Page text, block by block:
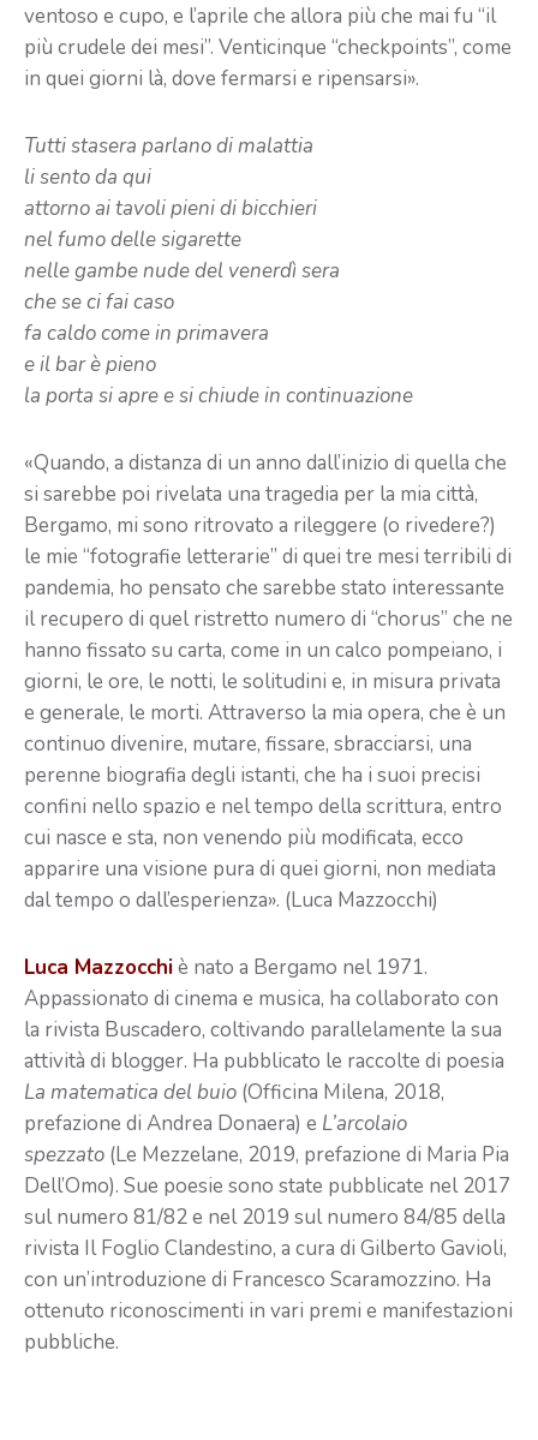
ventoso e cupo, e l’aprile che allora più che mai fu “il
più crudele dei mesi”. Venticinque “checkpoints”, come
in quei giorni là, dove fermarsi e ripensarsi».
Tutti stasera parlano di malattia
li sento da qui
attorno ai tavoli pieni di bicchieri
nel fumo delle sigarette
nelle gambe nude del venerdì sera
che se ci fai caso
fa caldo come in primavera
e il bar è pieno
la porta si apre e si chiude in continuazione
«Quando, a distanza di un anno dall’inizio di quella che
si sarebbe poi rivelata una tragedia per la mia città,
Bergamo, mi sono ritrovato a rileggere (o rivedere?)
le mie “fotografie letterarie” di quei tre mesi terribili di
pandemia, ho pensato che sarebbe stato interessante
il recupero di quel ristretto numero di “chorus” che ne
hanno fissato su carta, come in un calco pompeiano, i
giorni, le ore, le notti, le solitudini e, in misura privata
e generale, le morti. Attraverso la mia opera, che è un
continuo divenire, mutare, fissare, sbracciarsi, una
perenne biografia degli istanti, che ha i suoi precisi
confini nello spazio e nel tempo della scrittura, entro
cui nasce e sta, non venendo più modificata, ecco
apparire una visione pura di quei giorni, non mediata
dal tempo o dall’esperienza». (Luca Mazzocchi)
Luca Mazzocchiè nato a Bergamo nel 1971.
Appassionato di cinema e musica, ha collaborato con
la rivista Buscadero, coltivando parallelamente la sua
attività di blogger. Ha pubblicato le raccolte di poesia
La matematica del buio (Officina Milena, 2018,
prefazione di Andrea Donaera) e L’arcolaio
spezzato (Le Mezzelane, 2019, prefazione di Maria Pia
Dell’Omo). Sue poesie sono state pubblicate nel 2017
sul numero 81/82 e nel 2019 sul numero 84/85 della
rivista Il Foglio Clandestino, a cura di Gilberto Gavioli,
con un’introduzione di Francesco Scaramozzino. Ha
ottenuto riconoscimenti in vari premi e manifestazioni
pubbliche.